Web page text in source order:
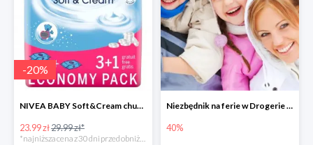
-20%
NIVEA BABY Soft&Cream chusteczki 4x63 sztuki
23.99 zł29.99 zł*
*najniższa cena z 30 dni przed obniżką
Niezbędnik na ferie w Drogerie Natura
40%